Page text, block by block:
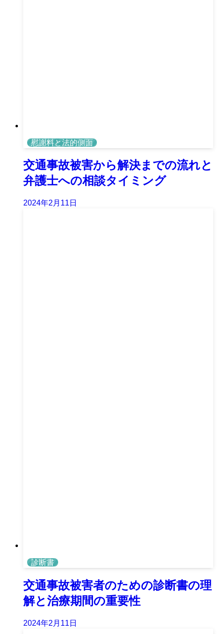
慰謝料と法的側面
交通事故被害から解決までの流れと
弁護士への相談タイミング
2024年2月11日
診断書
交通事故被害者のための診断書の理
解と治療期間の重要性
2024年2月11日